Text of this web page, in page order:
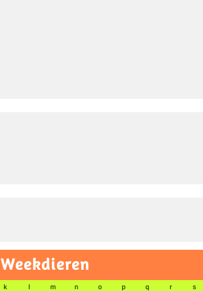
k l m n o p q r s